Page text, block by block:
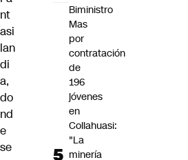
nt
asi
lan
di
a,
do
nd
e
se
Biministro
Mas
por
contratación
de
196
jóvenes
en
Collahuasi:
"La
minería